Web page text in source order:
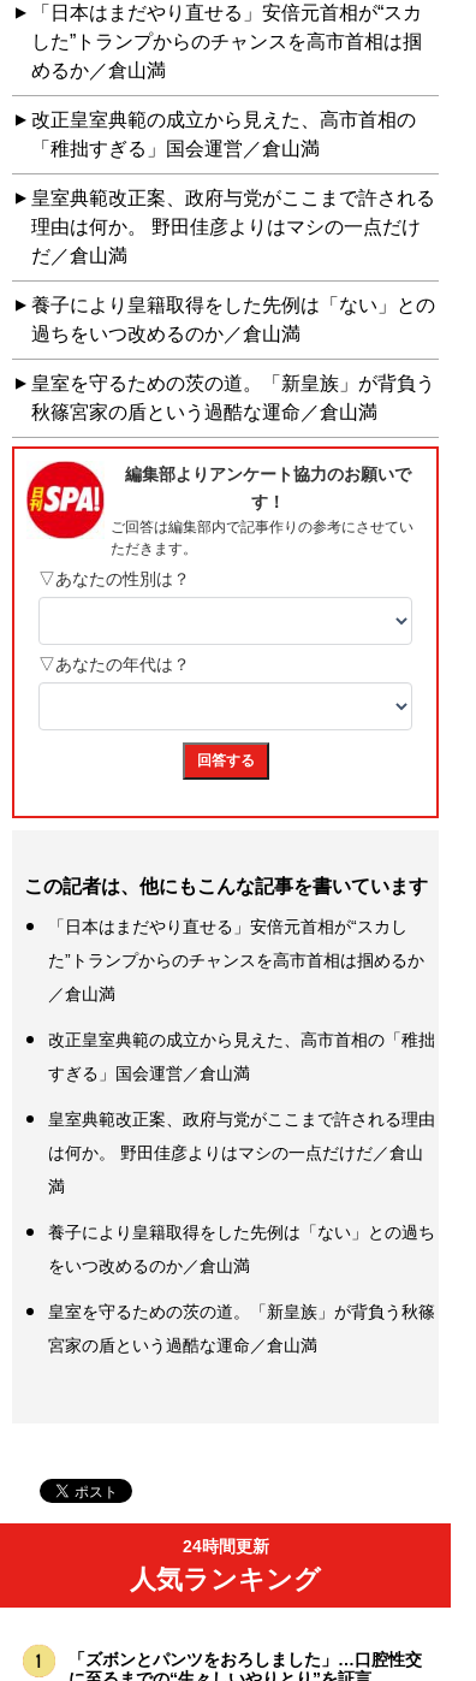
「日本はまだやり直せる」安倍元首相が“スカ
した”トランプからのチャンスを高市首相は掴
めるか／倉山満
改正皇室典範の成立から見えた、高市首相の
「稚拙すぎる」国会運営／倉山満
皇室典範改正案、政府与党がここまで許される
理由は何か。 野田佳彦よりはマシの一点だけ
だ／倉山満
養子により皇籍取得をした先例は「ない」との
過ちをいつ改めるのか／倉山満
皇室を守るための茨の道。「新皇族」が背負う
秋篠宮家の盾という過酷な運命／倉山満
この記者は、他にもこんな記事を書いています
「日本はまだやり直せる」安倍元首相が“スカし
た”トランプからのチャンスを高市首相は掴めるか
／倉山満
改正皇室典範の成立から見えた、高市首相の「稚拙
すぎる」国会運営／倉山満
皇室典範改正案、政府与党がここまで許される理由
は何か。 野田佳彦よりはマシの一点だけだ／倉山
満
養子により皇籍取得をした先例は「ない」との過ち
をいつ改めるのか／倉山満
皇室を守るための茨の道。「新皇族」が背負う秋篠
宮家の盾という過酷な運命／倉山満
24時間更新
人気ランキング
「ズボンとパンツをおろしました」…口腔性交